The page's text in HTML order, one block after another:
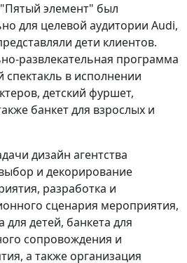
элемент" был
для целевой аудитории Аudi,
дети клиентов.
развлекательная программа
в исполнении
детский фуршет,
банкет для взрослых и
дизайн агентства
и декорирование
разработка и
сценария мероприятия,
детей, банкета для
сопровождения и
а также организация